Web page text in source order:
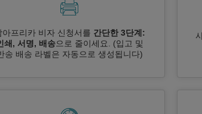
아프리카 비자 신청서를 간단한 3단계:
쇄, 서명, 배송으로 줄이세요.
(입고 및
송 배송 라벨은 자동으로 생성됩니다)